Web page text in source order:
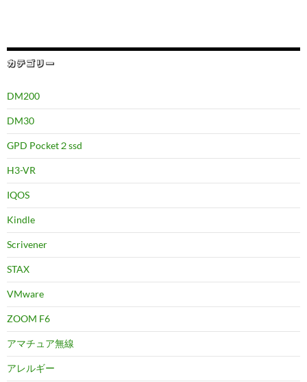
カテゴリー
DM200
DM30
GPD Pocket２ssd
H3-VR
IQOS
Kindle
Scrivener
STAX
VMware
ZOOM F6
アマチュア無線
アレルギー